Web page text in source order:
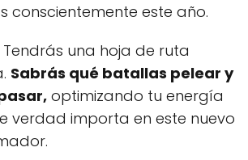
conscientemente este año.
Tendrás una hoja de ruta
Sabrás qué batallas pelear y
optimizando tu energía
verdad importa en este nuevo